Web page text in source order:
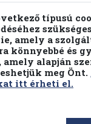
ÁRAINK
kereső
típusú
amely a
könnyebbé és
alapján
meg Önt.
itt érheti el.